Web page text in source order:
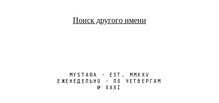
Поиск другого имени
MYSTARA · EST. MMXXV
ЕЖЕНЕДЕЛЬНО · ПО ЧЕТВЕРГАМ
№ XXXI